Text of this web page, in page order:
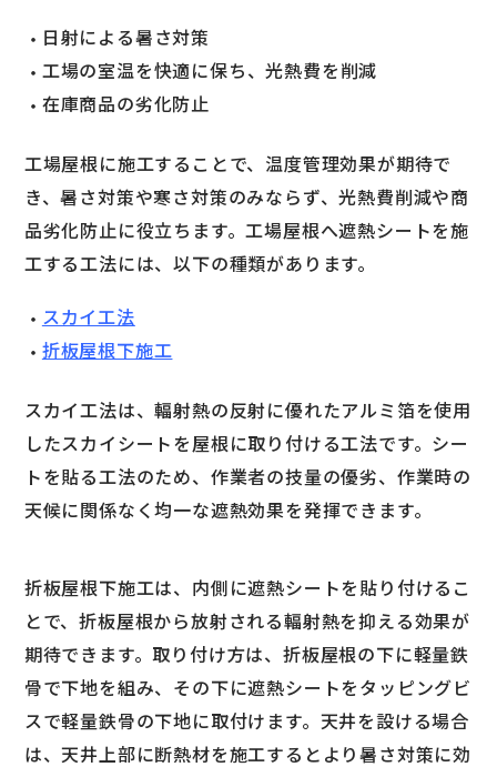
日射による暑さ対策
工場の室温を快適に保ち、光熱費を削減
在庫商品の劣化防止
工場屋根に施工することで、温度管理効果が期待で
き、暑さ対策や寒さ対策のみならず、光熱費削減や商
品劣化防止に役立ちます。工場屋根へ遮熱シートを施
工する工法には、以下の種類があります。
スカイ工法
折板屋根下施工
スカイ工法は、輻射熱の反射に優れたアルミ箔を使用
したスカイシートを屋根に取り付ける工法です。シー
トを貼る工法のため、作業者の技量の優劣、作業時の
天候に関係なく均一な遮熱効果を発揮できます。
折板屋根下施工は、内側に遮熱シートを貼り付けるこ
とで、折板屋根から放射される輻射熱を抑える効果が
期待できます。取り付け方は、折板屋根の下に軽量鉄
骨で下地を組み、その下に遮熱シートをタッピングビ
スで軽量鉄骨の下地に取付けます。天井を設ける場合
は、天井上部に断熱材を施工するとより暑さ対策に効